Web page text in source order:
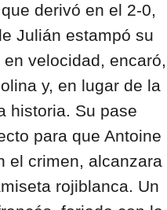
derivó en el 2-0,
Julián estampó su
velocidad, encaró,
y, en lugar de la
historia. Su pase
para que Antoine
el crimen, alcanzara
rojiblanca. Un